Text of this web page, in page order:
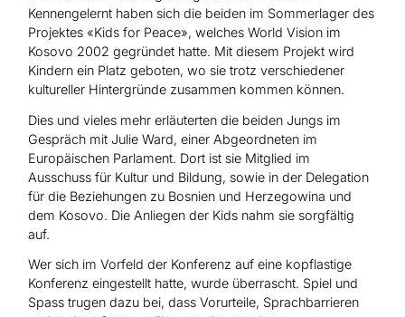
Kennengelernt haben sich die beiden im Sommerlager des
Projektes «Kids for Peace», welches World Vision im
Kosovo 2002 gegründet hatte. Mit diesem Projekt wird
Kindern ein Platz geboten, wo sie trotz verschiedener
kultureller Hintergründe zusammen kommen können.
Dies und vieles mehr erläuterten die beiden Jungs im
Gespräch mit Julie Ward, einer Abgeordneten im
Europäischen Parlament. Dort ist sie Mitglied im
Ausschuss für Kultur und Bildung, sowie in der Delegation
für die Beziehungen zu Bosnien und Herzegowina und
dem Kosovo. Die Anliegen der Kids nahm sie sorgfältig
auf.
Wer sich im Vorfeld der Konferenz auf eine kopflastige
Konferenz eingestellt hatte, wurde überrascht. Spiel und
Spass trugen dazu bei, dass Vorurteile, Sprachbarrieren